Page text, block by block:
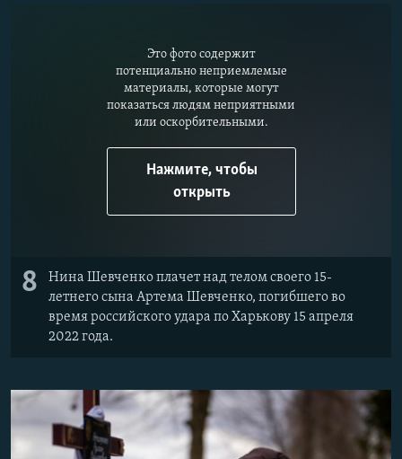
Это фото содержит
потенциально неприемлемые
материалы, которые могут
показаться людям неприятными
или оскорбительными.
Нажмите, чтобы
открыть
8
Нина Шевченко плачет над телом своего 15-
летнего сына Артема Шевченко, погибшего во
время российского удара по Харькову 15 апреля
2022 года.